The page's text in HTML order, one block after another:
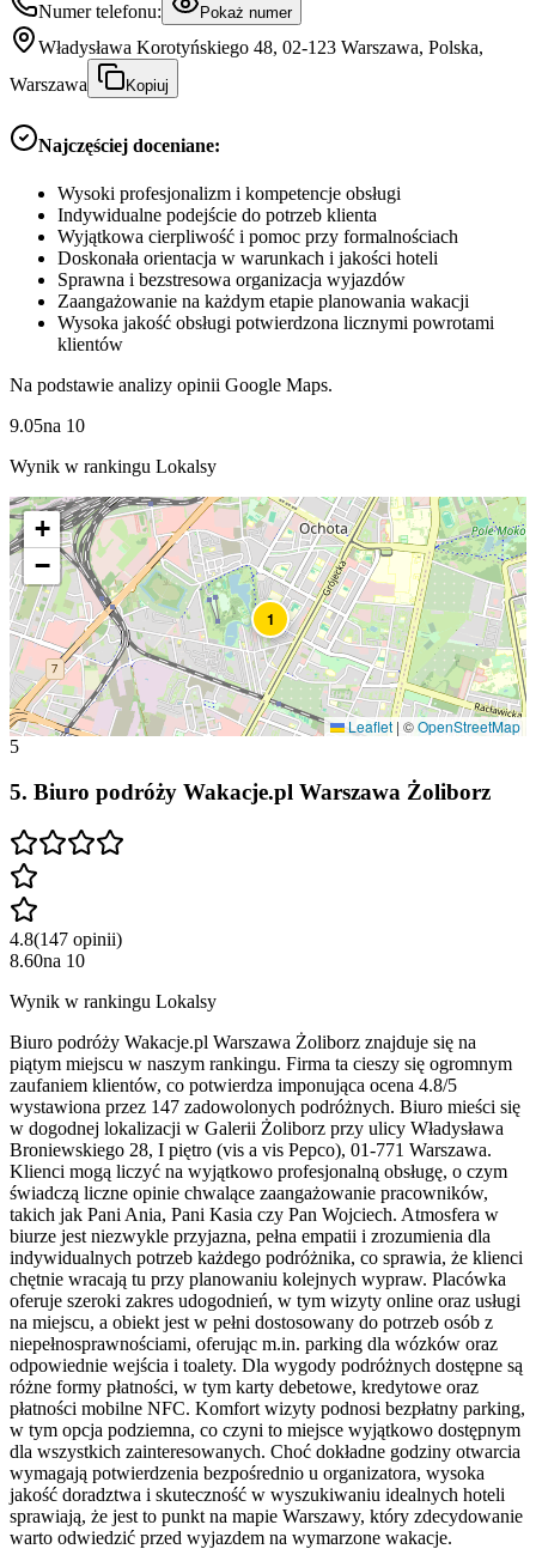
Numer telefonu: Pokaż numer
Władysława Korotyńskiego 48, 02-123 Warszawa, Polska,
Warszawa
Kopiuj
Najczęściej doceniane:
Wysoki profesjonalizm i kompetencje obsługi
Indywidualne podejście do potrzeb klienta
Wyjątkowa cierpliwość i pomoc przy formalnościach
Doskonała orientacja w warunkach i jakości hoteli
Sprawna i bezstresowa organizacja wyjazdów
Zaangażowanie na każdym etapie planowania wakacji
Wysoka jakość obsługi potwierdzona licznymi powrotami
klientów
Na podstawie analizy opinii Google Maps.
9.05na 10
Wynik w rankingu Lokalsy
1
+
−
Leaflet | ©OpenStreetMap
5
5. Biuro podróży Wakacje.pl Warszawa Żoliborz
4.8(147 opinii)
8.60na 10
Wynik w rankingu Lokalsy
Biuro podróży Wakacje.pl Warszawa Żoliborz znajduje się na
piątym miejscu w naszym rankingu. Firma ta cieszy się ogromnym
zaufaniem klientów, co potwierdza imponująca ocena 4.8/5
wystawiona przez 147 zadowolonych podróżnych. Biuro mieści się
w dogodnej lokalizacji w Galerii Żoliborz przy ulicy Władysława
Broniewskiego 28, I piętro (vis a vis Pepco), 01-771 Warszawa.
Klienci mogą liczyć na wyjątkowo profesjonalną obsługę, o czym
świadczą liczne opinie chwalące zaangażowanie pracowników,
takich jak Pani Ania, Pani Kasia czy Pan Wojciech. Atmosfera w
biurze jest niezwykle przyjazna, pełna empatii i zrozumienia dla
indywidualnych potrzeb każdego podróżnika, co sprawia, że klienci
chętnie wracają tu przy planowaniu kolejnych wypraw. Placówka
oferuje szeroki zakres udogodnień, w tym wizyty online oraz usługi
na miejscu, a obiekt jest w pełni dostosowany do potrzeb osób z
niepełnosprawnościami, oferując m.in. parking dla wózków oraz
odpowiednie wejścia i toalety. Dla wygody podróżnych dostępne są
różne formy płatności, w tym karty debetowe, kredytowe oraz
płatności mobilne NFC. Komfort wizyty podnosi bezpłatny parking,
w tym opcja podziemna, co czyni to miejsce wyjątkowo dostępnym
dla wszystkich zainteresowanych. Choć dokładne godziny otwarcia
wymagają potwierdzenia bezpośrednio u organizatora, wysoka
jakość doradztwa i skuteczność w wyszukiwaniu idealnych hoteli
sprawiają, że jest to punkt na mapie Warszawy, który zdecydowanie
warto odwiedzić przed wyjazdem na wymarzone wakacje.